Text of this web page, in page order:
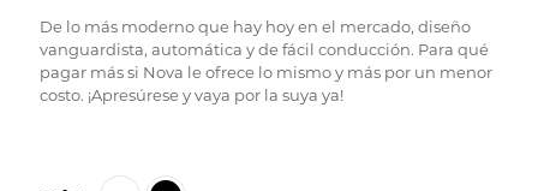
De lo más moderno que hay hoy en el mercado, diseño
vanguardista, automática y de fácil conducción. Para qué
pagar más si Nova le ofrece lo mismo y más por un menor
costo. ¡Apresúrese y vaya por la suya ya!